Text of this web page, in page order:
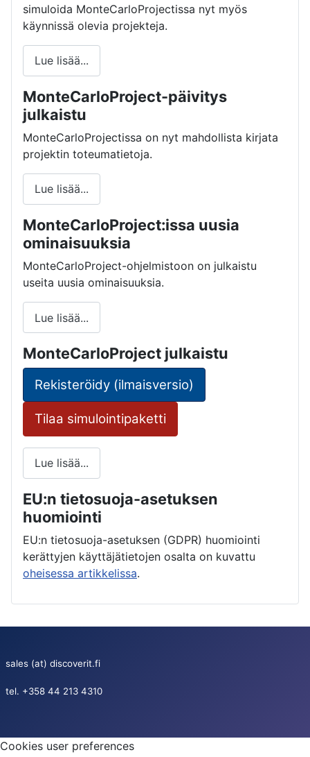
simuloida MonteCarloProjectissa nyt myös
käynnissä olevia projekteja.
Lue lisää...
MonteCarloProject-päivitys
julkaistu
MonteCarloProjectissa on nyt mahdollista kirjata
projektin toteumatietoja.
Lue lisää...
MonteCarloProject:issa uusia
ominaisuuksia
MonteCarloProject-ohjelmistoon on julkaistu
useita uusia ominaisuuksia.
Lue lisää...
MonteCarloProject julkaistu
Rekisteröidy (ilmaisversio)
Tilaa simulointipaketti
Lue lisää...
EU:n tietosuoja-asetuksen
huomiointi
EU:n tietosuoja-asetuksen (GDPR) huomiointi
kerättyjen käyttäjätietojen osalta on kuvattu
oheisessa artikkelissa.
sales (at) discoverit.fi
tel. +358 44 213 4310
Cookies user preferences